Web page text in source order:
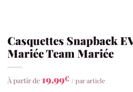
Casquettes Snapback
Mariée Team Mariée
À partir de 19,99€ / par article